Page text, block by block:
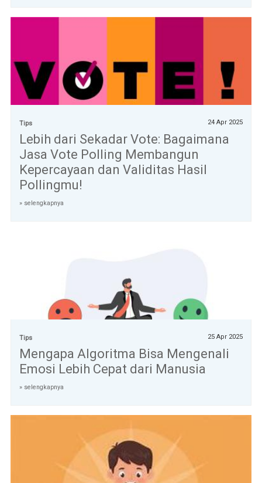
Tips 24 Apr 2025
Lebih dari Sekadar Vote: Bagaimana
Jasa Vote Polling Membangun
Kepercayaan dan Validitas Hasil
Pollingmu!
» selengkapnya
Tips 25 Apr 2025
Mengapa Algoritma Bisa Mengenali
Emosi Lebih Cepat dari Manusia
» selengkapnya